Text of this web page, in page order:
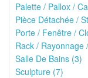
Palette / Pallox /
Pièce Détachée /
Porte / Fenêtre /
Rack / Rayonnage
Salle De Bains (3)
Sculpture (7)